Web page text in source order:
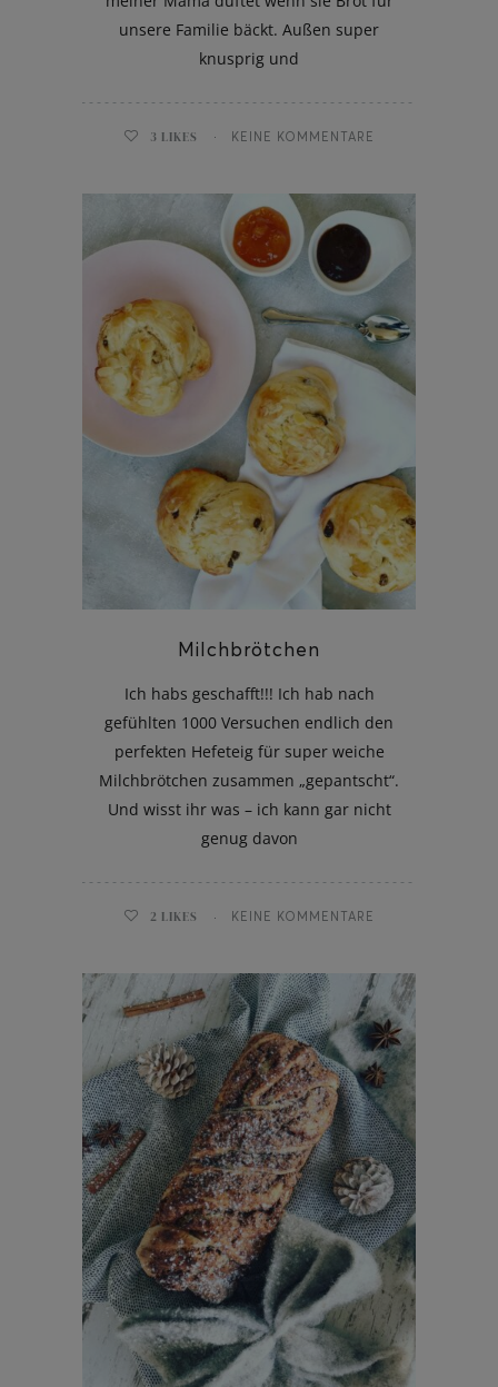
unsere Familie bäckt. Außen super
knusprig und
3 LIKES KEINE KOMMENTARE
Milchbrötchen
Ich habs geschafft!!! Ich hab nach
gefühlten 1000 Versuchen endlich den
perfekten Hefeteig für super weiche
Milchbrötchen zusammen „gepantscht“.
Und wisst ihr was – ich kann gar nicht
genug davon
2 LIKES KEINE KOMMENTARE